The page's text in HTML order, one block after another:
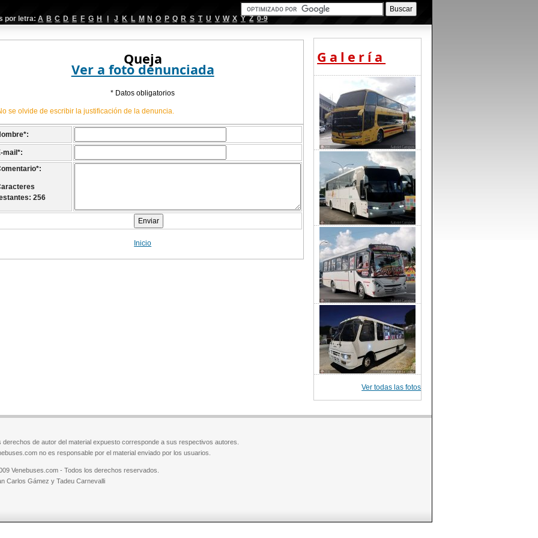
por letra: A B C D E F G H J K L M N O P Q R S T U V W X Y Z 0-9
Galería
Ver todas las fotos
Queja
Ver a foto denunciada
* Datos obligatorios
se olvide de escribir la justificación de la denuncia.
*:
mail*:
*:
256
Inicio
derechos de autor del material expuesto corresponde a sus respectivos autores.
no es responsable por el material enviado por los usuarios.
Venebuses.com - Todos los derechos reservados.
Carlos Gámez y Tadeu Carnevalli